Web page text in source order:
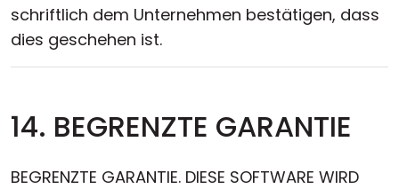
schriftlich dem Unternehmen bestätigen, dass
dies geschehen ist.
14. BEGRENZTE GARANTIE
BEGRENZTE GARANTIE. DIESE SOFTWARE WIRD